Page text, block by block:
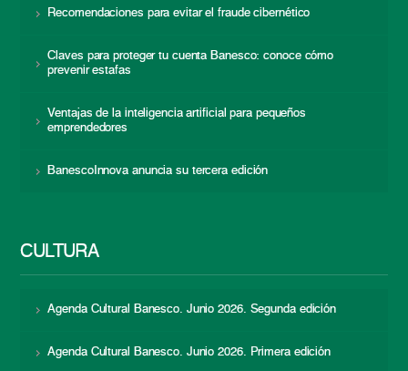
Recomendaciones para evitar el fraude cibernético
Claves para proteger tu cuenta Banesco: conoce cómo
prevenir estafas
Ventajas de la inteligencia artificial para pequeños
emprendedores
BanescoInnova anuncia su tercera edición
CULTURA
Agenda Cultural Banesco. Junio 2026. Segunda edición
Agenda Cultural Banesco. Junio 2026. Primera edición